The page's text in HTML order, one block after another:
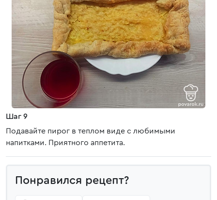
Шаг 9
Подавайте пирог в теплом виде с любимыми
напитками. Приятного аппетита.
Понравился рецепт?